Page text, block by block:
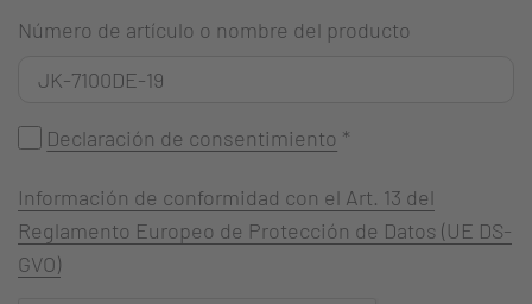
Número de artículo o nombre del producto
Declaración de consentimiento *
Información de conformidad con el Art. 13 del
Reglamento Europeo de Protección de Datos (UE DS-
GVO)